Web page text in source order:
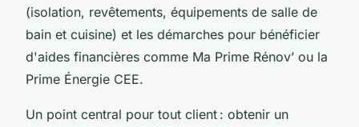
(isolation, revêtements, équipements de salle de
bain et cuisine) et les démarches pour bénéficier
d'aides financières comme Ma Prime Rénov’ ou la
Prime Énergie CEE.
Un point central pour tout client : obtenir un